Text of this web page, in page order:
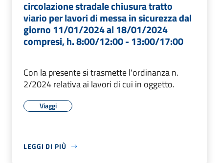
circolazione stradale chiusura tratto
viario per lavori di messa in sicurezza dal
giorno 11/01/2024 al 18/01/2024
compresi, h. 8:00/12:00 - 13:00/17:00
Con la presente si trasmette l'ordinanza n.
2/2024 relativa ai lavori di cui in oggetto.
Viaggi
LEGGI DI PIÙ